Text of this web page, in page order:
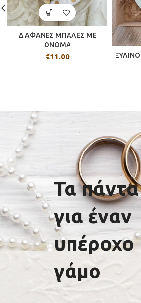
ΔΙΑΦΑΝΕΣ ΜΠΑΛΕΣ ΜΕ
ΟΝΟΜΑ
€11.00
Τα πάντα
για έναν
υπέροχο
γάμο